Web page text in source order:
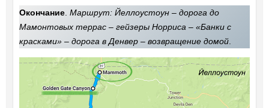
Окончание. Маршрут: Йеллоустоун – дорога до
Мамонтовых террас – гейзеры Норриса – «Банки с
красками» – дорога в Денвер – возвращение домой.